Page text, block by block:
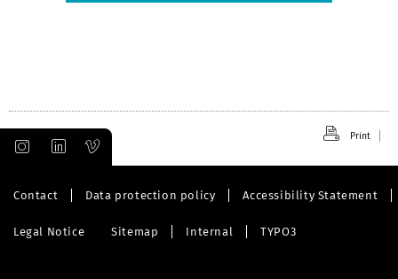
Print
Contact Data protection policy Accessibility Statement
Legal Notice Sitemap Internal TYPO3